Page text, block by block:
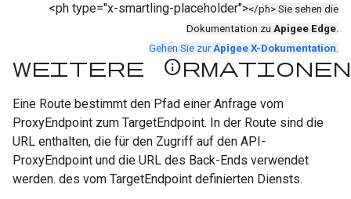
<ph type="x-smartling-placeholder"></ph> Sie sehen die
Dokumentation zu Apigee Edge.
Gehen Sie zurApigee X-Dokumentation.
Weitere Informationen
Eine Route bestimmt den Pfad einer Anfrage vom
ProxyEndpoint zum TargetEndpoint. In der Route sind die
URL enthalten, die für den Zugriff auf den API-
ProxyEndpoint und die URL des Back-Ends verwendet
werden. des vom TargetEndpoint definierten Diensts.